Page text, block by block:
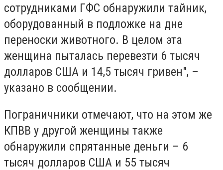
сотрудниками ГФС обнаружили тайник,
оборудованный в подложке на дне
переноски животного. В целом эта
женщина пыталась перевезти 6 тысяч
долларов США и 14,5 тысяч гривен", –
указано в сообщении.
Пограничники отмечают, что на этом же
КПВВ у другой женщины также
обнаружили спрятанные деньги – 6
тысяч долларов США и 55 тысяч